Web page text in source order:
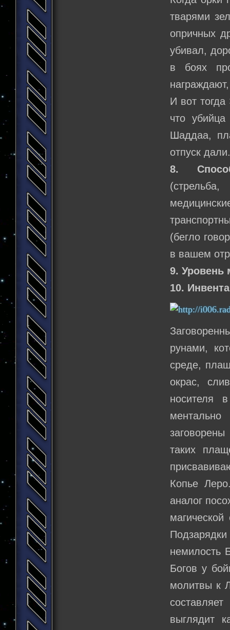
тварями
опричных
убивал,
в боях
И вот
что
Шаддаа,
отпуск
8.
(бегло
в вашем
9. Уровень
10.
рунами,
среде,
окрас,
носителя
таких
Копье
аналог
немилость
Богов у
молитвы к
выглядит